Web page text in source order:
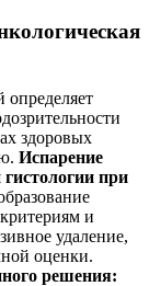
определяет
здоровых
Испарение
при
и
удаление,
оценки.
решения: